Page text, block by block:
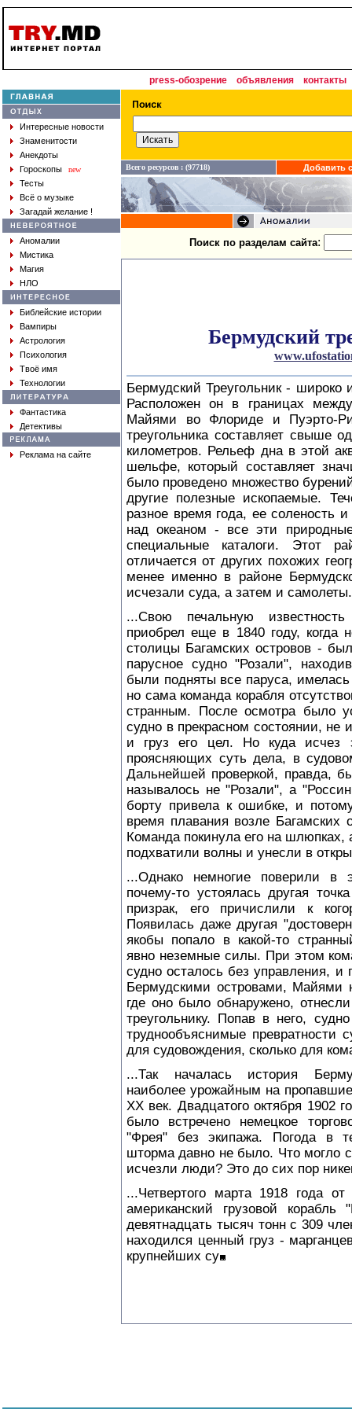
press-обозрение объявления контакты
Интересные новости
Знаменитости
Анекдоты
Гороскопы
new
Тесты
Всё о музыке
Загадай желание !
Аномалии
Мистика
Магия
НЛО
Библейские истории
Вампиры
Астрология
Психология
Твоё имя
Технологии
Фантастика
Детективы
Реклама на сайте
Всего ресурсов : (97718) Добавить
Поиск по разделам сайта:
Бермудский
Бермудский Треугольник - широко
Расположен он в границах
Майями во Флориде и Пуэрто-
треугольника составляет свыше
километров. Рельеф дна в этой
шельфе, который составляет
было проведено множество
другие полезные ископаемые.
разное время года, ее соленость
над океаном - все эти
специальные каталоги. Этот
отличается от других похожих
менее именно в районе
исчезали суда, а затем и самолеты.
...Свою печальную известность
приобрел еще в 1840 году, когда
столицы Багамских островов -
парусное судно "Розали",
были подняты все паруса,
но сама команда корабля
странным. После осмотра было
судно в прекрасном состоянии, не
и груз его цел. Но куда исчез
проясняющих суть дела, в
Дальнейшей проверкой, правда,
называлось не "Розали", а
борту привела к ошибке, и
время плавания возле Багамских
Команда покинула его на шлюпках,
подхватили волны и унесли в
...Однако немногие поверили в
почему-то устоялась другая
призрак, его причислили к
Появилась даже другая
якобы попало в какой-то
явно неземные силы. При этом
судно осталось без управления,
Бермудскими островами, Майями
где оно было обнаружено,
треугольнику. Попав в него,
труднообъяснимые превратности
для судовождения, сколько для
...Так началась история
наиболее урожайным на
XX век. Двадцатого октября 1902
было встречено немецкое
"Фрея" без экипажа. Погода в
шторма давно не было. Что могло
исчезли люди? Это до сих пор
...Четвертого марта 1918 года
американский грузовой
девятнадцать тысяч тонн с 309
находился ценный груз -
крупнейших су